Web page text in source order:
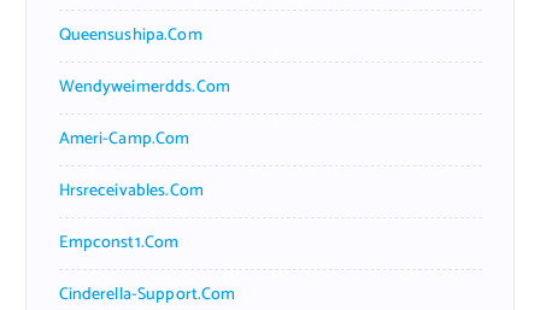
Queensushipa.com
Wendyweimerdds.com
Ameri-Camp.com
Hrsreceivables.com
Empconst1.com
Cinderella-Support.com